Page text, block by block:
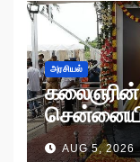
அரசியல்
கலைஞரின்
பேரணி!
AUG 5, 2026